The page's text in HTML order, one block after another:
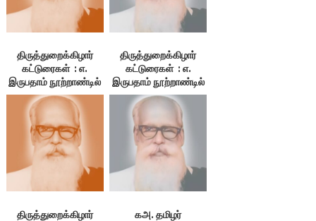
திருத்துறைக்கிழார்
கட்டுரைகள் : எ.
இருபதாம் நூற்றாண்டில்
தமிழ்நாட்டின் நிலைமை
– 3. குமுகாய அமைப்பு,
4.பொருளியல் நிலை,
5.மக்கள் வாழ்க்கை
நிலை
திருத்துறைக்கிழார்
கட்டுரைகள் : எ.
இருபதாம் நூற்றாண்டில்
தமிழ்நாட்டின் நிலைமை
– 1.தமிழ்நாடு. 2. மொழி
திருத்துறைக்கிழார்
கஅ. தமிழர்